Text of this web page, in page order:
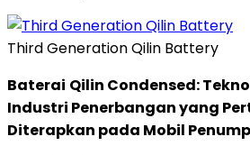
Third Generation Qilin Battery
Baterai Qilin Condensed:
Industri Penerbangan yang
Diterapkan pada Mobil